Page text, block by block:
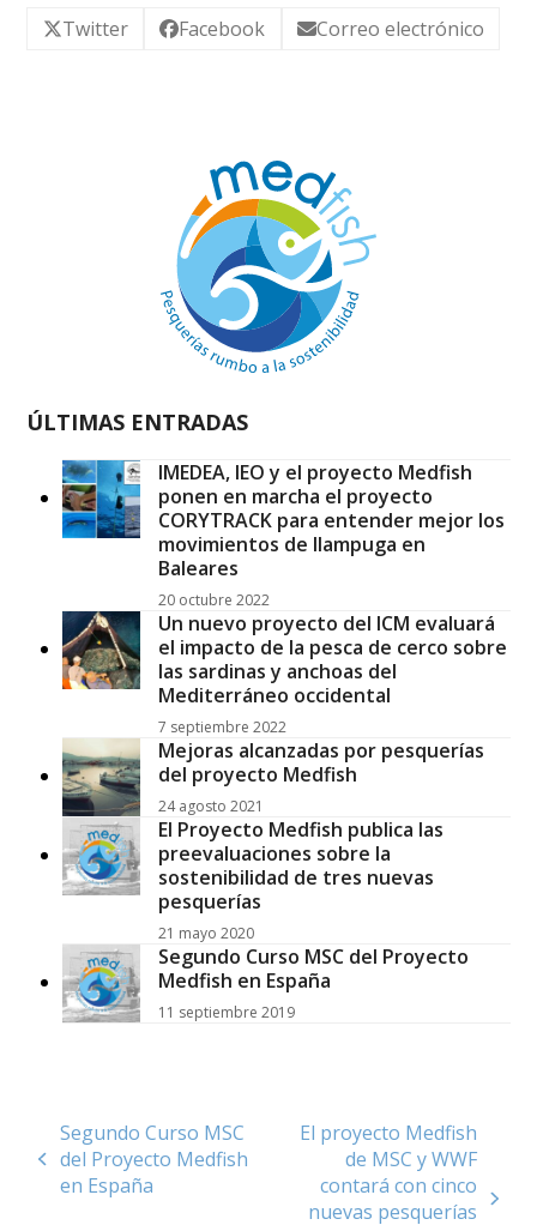
Twitter Facebook Correo electrónico
ÚLTIMAS ENTRADAS
IMEDEA, IEO y el proyecto Medfish
ponen en marcha el proyecto
CORYTRACK para entender mejor los
movimientos de llampuga en
Baleares
20 octubre 2022
Un nuevo proyecto del ICM evaluará
el impacto de la pesca de cerco sobre
las sardinas y anchoas del
Mediterráneo occidental
7 septiembre 2022
Mejoras alcanzadas por pesquerías
del proyecto Medfish
24 agosto 2021
El Proyecto Medfish publica las
preevaluaciones sobre la
sostenibilidad de tres nuevas
pesquerías
21 mayo 2020
Segundo Curso MSC del Proyecto
Medfish en España
11 septiembre 2019
previous
post:
Segundo Curso MSC
del Proyecto Medfish
en España
next
El proyecto Medfish
de MSC y WWF
contará con cinco
nuevas pesquerías